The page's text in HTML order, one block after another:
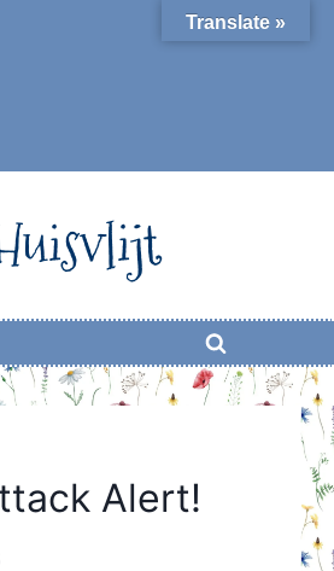
Alert!
Translate »